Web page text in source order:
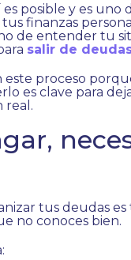
posible y es uno
finanzas
de entender tu
salir de
este proceso
es clave para
real.
tus deudas
no conoces bien.